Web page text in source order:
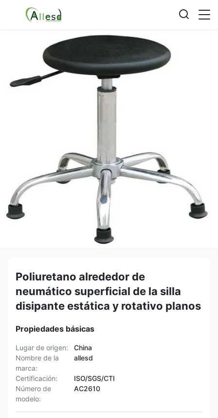
Poliuretano alrededor de
neumático superficial de la silla
disipante estática y rotativo planos
Propiedades básicas
Lugar de origen:
China
Nombre de la
marca:
allesd
Certificación:
ISO/SGS/CTI
Número de
modelo:
AC2610